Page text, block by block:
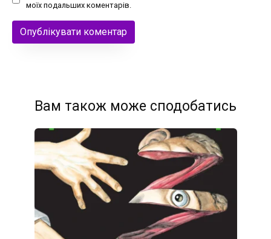
моїх подальших коментарів.
Вам також може сподобатись